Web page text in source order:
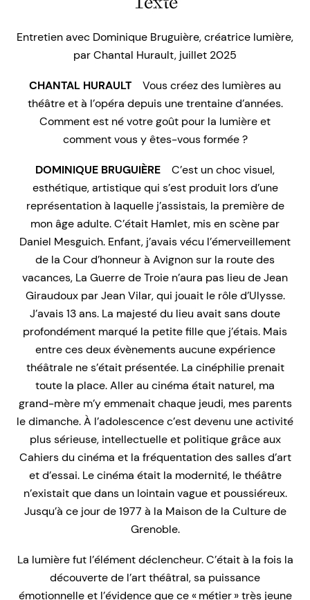
Entretien avec Dominique Bruguière, créatrice lumière,
par Chantal Hurault, juillet 2025
CHANTAL HURAULT Vous créez des lumières au
théâtre et à l’opéra depuis une trentaine d’années.
Comment est né votre goût pour la lumière et
comment vous y êtes-vous formée ?
DOMINIQUE BRUGUIÈRE C’est un choc visuel,
esthétique, artistique qui s’est produit lors d’une
représentation à laquelle j’assistais, la première de
mon âge adulte. C’était Hamlet, mis en scène par
Daniel Mesguich. Enfant, j’avais vécu l’émerveillement
de la Cour d’honneur à Avignon sur la route des
vacances, La Guerre de Troie n’aura pas lieu de Jean
Giraudoux par Jean Vilar, qui jouait le rôle d’Ulysse.
J’avais 13 ans. La majesté du lieu avait sans doute
profondément marqué la petite fille que j’étais. Mais
entre ces deux évènements aucune expérience
théâtrale ne s’était présentée. La cinéphilie prenait
toute la place. Aller au cinéma était naturel, ma
grand-mère m’y emmenait chaque jeudi, mes parents
le dimanche. À l’adolescence c’est devenu une activité
plus sérieuse, intellectuelle et politique grâce aux
Cahiers du cinéma et la fréquentation des salles d’art
et d’essai. Le cinéma était la modernité, le théâtre
n’existait que dans un lointain vague et poussiéreux.
Jusqu’à ce jour de 1977 à la Maison de la Culture de
Grenoble.
La lumière fut l’élément déclencheur. C’était à la fois la
découverte de l’art théâtral, sa puissance
émotionnelle et l’évidence que ce « métier » très jeune